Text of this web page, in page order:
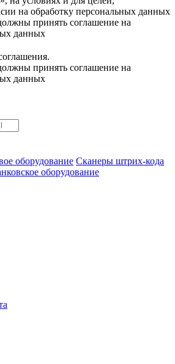
на обработку персональных данных
принять соглашение на
данных
принять соглашение на
данных
оборудование Сканеры штрих-кода
оборудование